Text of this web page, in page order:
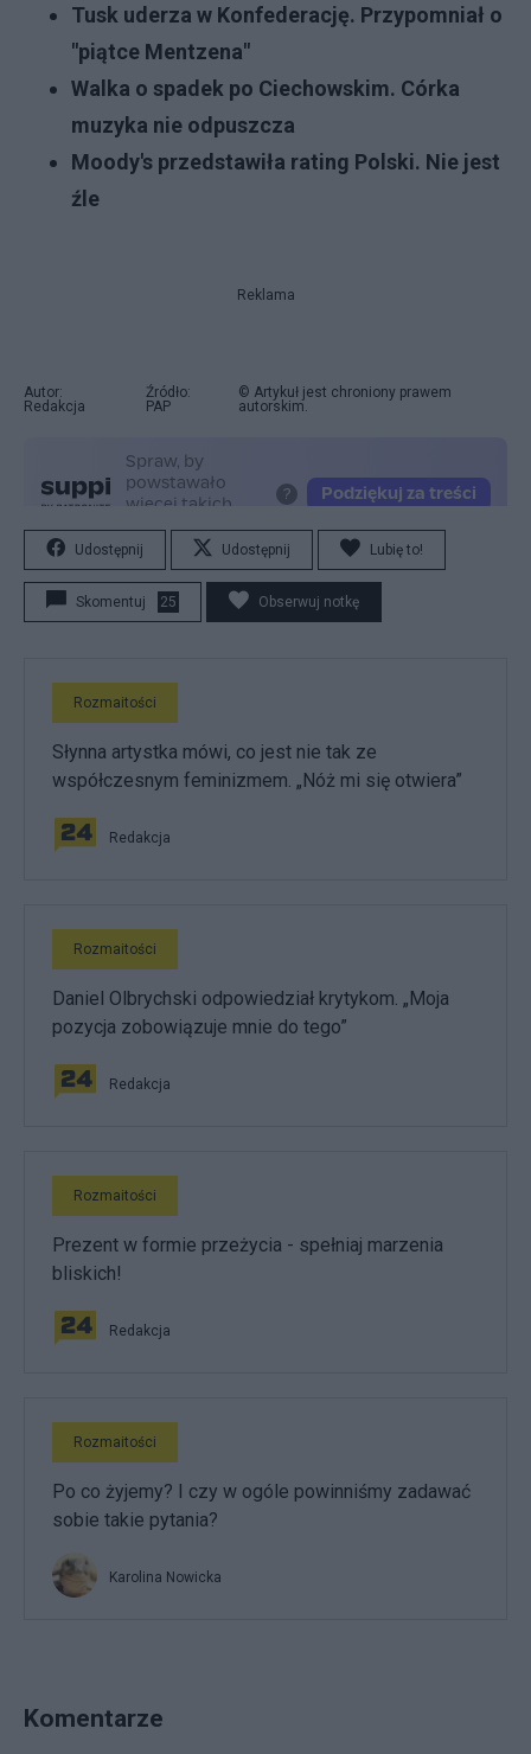
Tusk uderza w Konfederację. Przypomniał o
"piątce Mentzena"
Walka o spadek po Ciechowskim. Córka
muzyka nie odpuszcza
Moody's przedstawiła rating Polski. Nie jest
źle
Reklama
Autor:
Redakcja
Źródło:
PAP
© Artykuł jest chroniony prawem
autorskim.
Udostępnij Udostępnij Lubię to!
Skomentuj 25 Obserwuj notkę
Rozmaitości
Słynna artystka mówi, co jest nie tak ze
współczesnym feminizmem. „Nóż mi się otwiera”
Redakcja
Rozmaitości
Daniel Olbrychski odpowiedział krytykom. „Moja
pozycja zobowiązuje mnie do tego”
Redakcja
Rozmaitości
Prezent w formie przeżycia - spełniaj marzenia
bliskich!
Redakcja
Rozmaitości
Po co żyjemy? I czy w ogóle powinniśmy zadawać
sobie takie pytania?
Karolina Nowicka
Komentarze